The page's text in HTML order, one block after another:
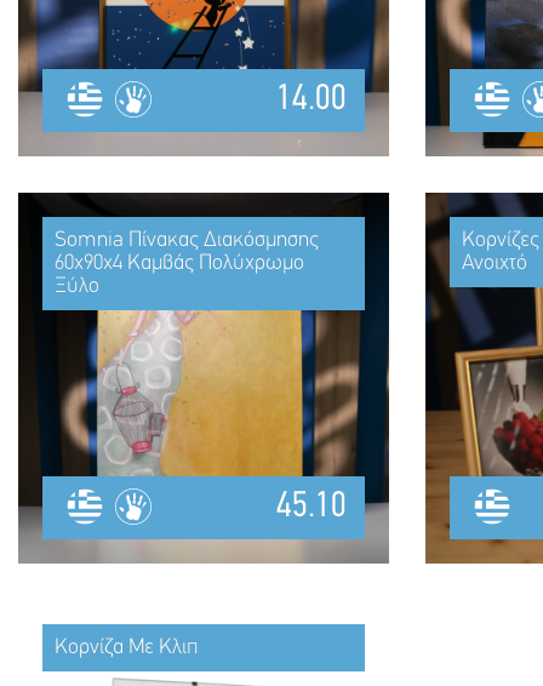
14.00
Somnia Πίνακας Διακόσμησης
60x90x4 Καμβάς Πολύχρωμο
Ξύλο
45.10
Ανοιχτό
Κορνίζα Με Κλιπ